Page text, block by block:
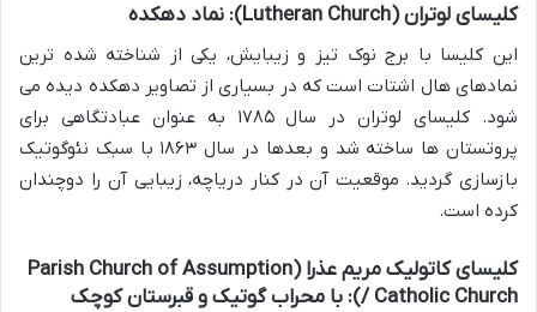
کلیسای لوتران (Lutheran Church): نماد دهکده
این کلیسا با برج نوک تیز و زیبایش، یکی از شناخته شده ترین
نمادهای هال اشتات است که در بسیاری از تصاویر دهکده دیده می
شود. کلیسای لوتران در سال ۱۷۸۵ به عنوان عبادتگاهی برای
پروتستان ها ساخته شد و بعدها در سال ۱۸۶۳ با سبک نئوگوتیک
بازسازی گردید. موقعیت آن در کنار دریاچه، زیبایی آن را دوچندان
کرده است.
کلیسای کاتولیک مریم عذرا (Parish Church of Assumption
/ Catholic Church): با محراب گوتیک و قبرستان کوچک